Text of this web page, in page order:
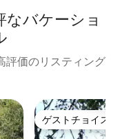
バケーショ
評価のリスティング
ゲストチョイス
ゲストチョイス